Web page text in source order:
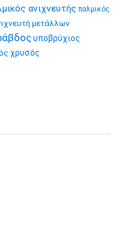
ανιχνευτής παλμικός
μετάλλων
υποβρύχιος
χρυσός